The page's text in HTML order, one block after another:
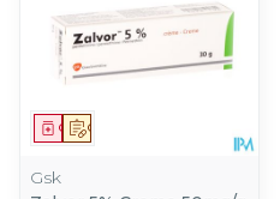
Op voorschrift
Geneesmiddel
Gsk